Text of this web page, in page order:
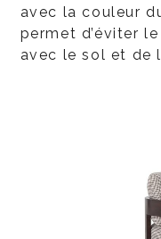
avec la couleur
permet d’éviter
avec le sol et de